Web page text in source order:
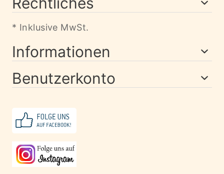
* Inklusive MwSt.
Informationen
Benutzerkonto